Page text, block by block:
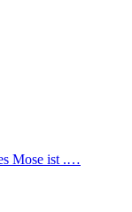
Mose ist .…